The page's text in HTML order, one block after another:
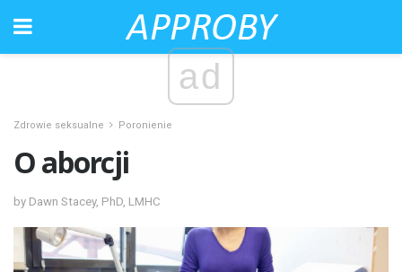
ad
Zdrowie seksualne Poronienie
O aborcji
by Dawn Stacey, PhD, LMHC